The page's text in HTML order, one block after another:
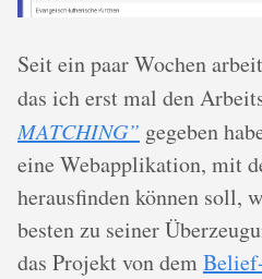
Seit ein paar Wochen
das ich erst mal den
MATCHING” gegeben
eine Webapplikation, mit
herausfinden können soll,
besten zu seiner
das Projekt von dem